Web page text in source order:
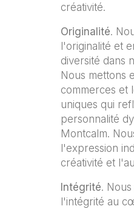
créativité.
Originalité.
l'originalité et
diversité dans
Nous mettons
commerces et
uniques qui
personnalité
Montcalm.
l'expression
créativité et
Intégrité.
l'intégrité au